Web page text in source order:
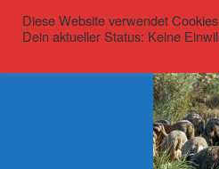
Diese Website verwendet
Dein aktueller Status: Keine